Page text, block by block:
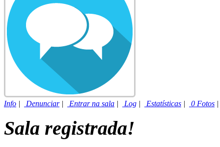
Info | Denunciar| Entrar na sala | Log | Estatísticas | 0 Fotos
Sala registrada!